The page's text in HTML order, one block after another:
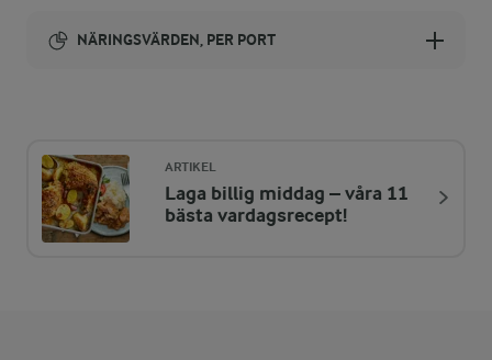
NÄRINGSVÄRDEN, PER PORT
ENERGIDISTRIBUTION %
NÄRINGSVÄRDEN PER PORT
ARTIKEL
Laga billig middag – våra 11
bästa vardagsrecept!